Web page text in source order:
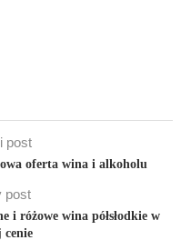
post
oferta wina i alkoholu
post
i różowe wina półsłodkie w
cenie